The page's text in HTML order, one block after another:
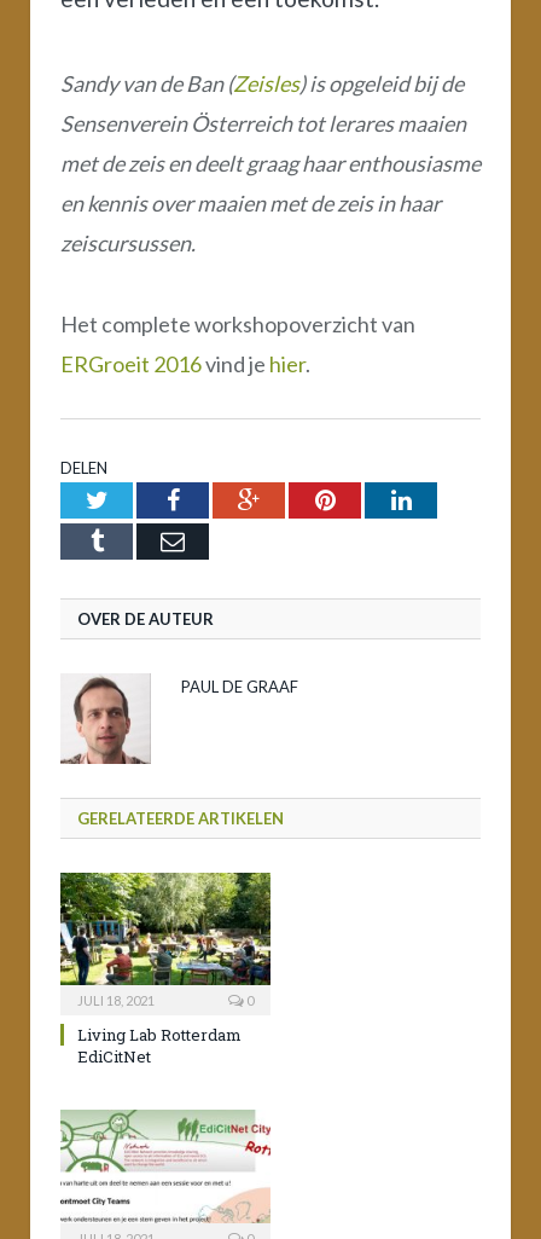
Sandy van de Ban (Zeisles) is opgeleid bij de
Sensenverein Österreich tot lerares maaien
met de zeis en deelt graag haar enthousiasme
en kennis over maaien met de zeis in haar
zeiscursussen.
Het complete workshopoverzicht van
ERGroeit 2016vind je hier.
DELEN
TwitterFacebookGoogle+PinterestLinkedIn
Tumblr Email
OVER DE AUTEUR
PAUL DE GRAAF
GERELATEERDE ARTIKELEN
JULI 18, 2021 0
Living Lab Rotterdam
EdiCitNet